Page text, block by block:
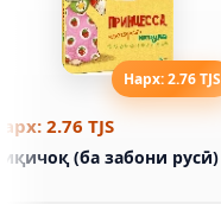
Нарх: 2.76 TJS
2.76 TJS
(ба забони русӣ)